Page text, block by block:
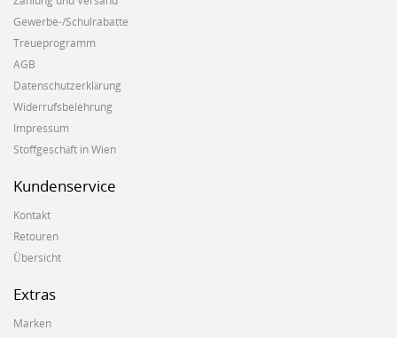
Gewerbe-/Schulrabatte
Treueprogramm
AGB
Datenschutzerklärung
Widerrufsbelehrung
Impressum
Stoffgeschäft in Wien
Kundenservice
Kontakt
Retouren
Übersicht
Extras
Marken